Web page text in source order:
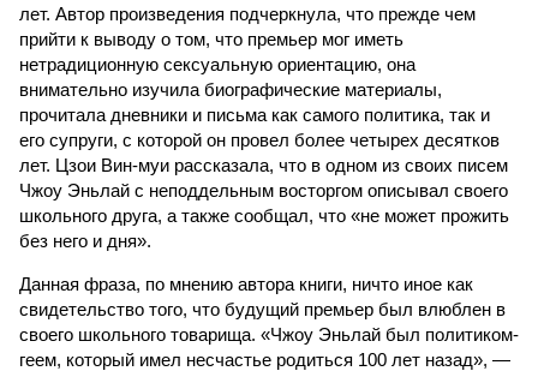
лет. Автор произведения подчеркнула, что прежде чем
прийти к выводу о том, что премьер мог иметь
нетрадиционную сексуальную ориентацию, она
внимательно изучила биографические материалы,
прочитала дневники и письма как самого политика, так и
его супруги, с которой он провел более четырех десятков
лет. Цзои Вин-муи рассказала, что в одном из своих писем
Чжоу Эньлай с неподдельным восторгом описывал своего
школьного друга, а также сообщал, что «не может прожить
без него и дня».
Данная фраза, по мнению автора книги, ничто иное как
свидетельство того, что будущий премьер был влюблен в
своего школьного товарища. «Чжоу Эньлай был политиком-
геем, который имел несчастье родиться 100 лет назад», —